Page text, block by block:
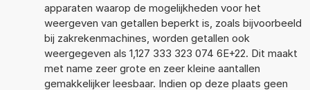
apparaten waarop de mogelijkheden voor het
weergeven van getallen beperkt is, zoals bijvoorbeeld
bij zakrekenmachines, worden getallen ook
weergegeven als 1,127 333 323 074 6E+22. Dit maakt
met name zeer grote en zeer kleine aantallen
gemakkelijker leesbaar. Indien op deze plaats geen